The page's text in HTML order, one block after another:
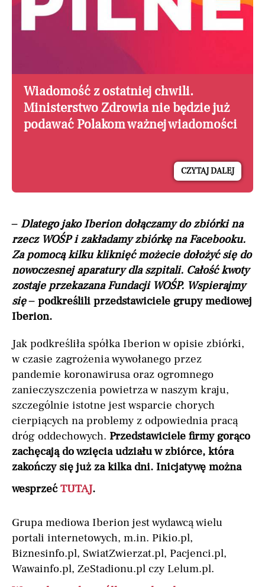
Wiadomość z ostatniej chwili.
Ministerstwo Zdrowia nie będzie już
podawać Polakom ważnej wiadomości
CZYTAJ DALEJ
– Dlatego jako Iberion dołączamy do zbiórki na
rzecz WOŚP i zakładamy zbiórkę na Facebooku.
Za pomocą kilku kliknięć możecie dołożyć się do
nowoczesnej aparatury dla szpitali. Całość kwoty
zostaje przekazana Fundacji WOŚP. Wspierajmy
się – podkreślili przedstawiciele grupy mediowej
Iberion.
Jak podkreśliła spółka Iberion w opisie zbiórki,
w czasie zagrożenia wywołanego przez
pandemie koronawirusa oraz ogromnego
zanieczyszczenia powietrza w naszym kraju,
szczególnie istotne jest wsparcie chorych
cierpiących na problemy z odpowiednia pracą
dróg oddechowych. Przedstawiciele firmy gorąco
zachęcają do wzięcia udziału w zbiórce, która
zakończy się już za kilka dni. Inicjatywę można
wesprzećTUTAJ.
Grupa mediowa Iberion jest wydawcą wielu
portali internetowych, m.in. Pikio.pl,
Biznesinfo.pl, SwiatZwierzat.pl, Pacjenci.pl,
Wawainfo.pl, ZeStadionu.pl czy Lelum.pl.